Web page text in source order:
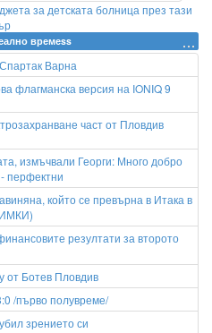
за детската болница през тази
времеss
Варна
флагманска версия на IONIQ 9
част от Пловдив
измъчвали Георги: Много добро
перфектни
който се превърна в Итака в
резултати за второто
от Ботев Пловдив
/първо полувреме/
зрението си